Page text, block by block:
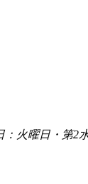
火曜日・第2